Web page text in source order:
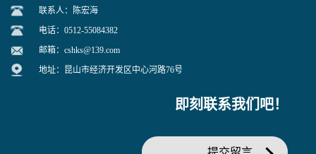
联系人：陈宏海
电话：0512-55084382
邮箱： cshks@139.com
地址：昆山市经济开发区中心河路76号
即刻联系我们吧！